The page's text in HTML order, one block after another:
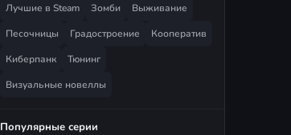
Лучшие в Steam
Зомби
Выживание
Песочницы
Градостроение
Кооператив
Киберпанк
Тюнинг
Визуальные новеллы
Популярные серии